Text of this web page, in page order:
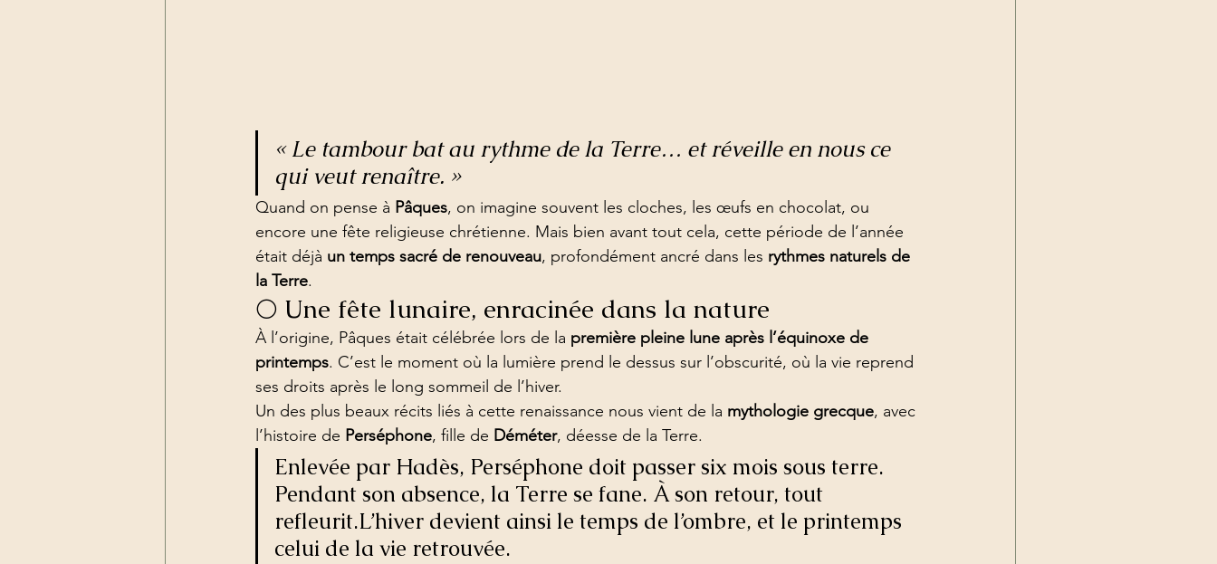
« Le tambour bat au rythme de la Terre… et réveille en nous ce
qui veut renaître. »
Quand on pense à Pâques, on imagine souvent les cloches, les œufs en chocolat, ou
encore une fête religieuse chrétienne. Mais bien avant tout cela, cette période de l’année
était déjà un temps sacré de renouveau, profondément ancré dans les rythmes naturels de
la Terre.
🌕 Une fête lunaire, enracinée dans la nature
À l’origine, Pâques était célébrée lors de la première pleine lune après l’équinoxe de
printemps. C’est le moment où la lumière prend le dessus sur l’obscurité, où la vie reprend
ses droits après le long sommeil de l’hiver.
Un des plus beaux récits liés à cette renaissance nous vient de la mythologie grecque, avec
l’histoire de Perséphone, fille de Déméter, déesse de la Terre.
Enlevée par Hadès, Perséphone doit passer six mois sous terre.
Pendant son absence, la Terre se fane. À son retour, tout
refleurit.L’hiver devient ainsi le temps de l’ombre, et le printemps
celui de la vie retrouvée.